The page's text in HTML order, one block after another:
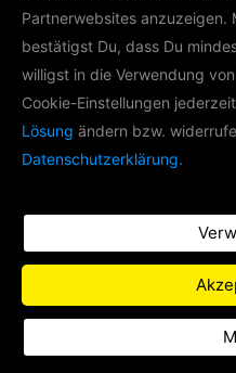
LIFE RADIO
Im Rahmen der
produzieren wir mit
verschiedenen
Impressum
Partnerwebsites anzuzeigen.
bestätigst Du, dass Du
willigst in die Verwendung
Cookie-Einstellungen
Lösung ändern bzw.
Datenschutzerklärung.